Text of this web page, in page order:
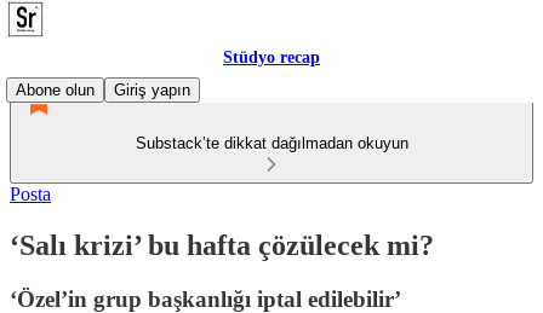
Stüdyo recap
Abone olun
Giriş yapın
Substack’te dikkat dağılmadan okuyun
Posta
‘Salı krizi’ bu hafta çözülecek mi?
‘Özel’in grup başkanlığı iptal edilebilir’